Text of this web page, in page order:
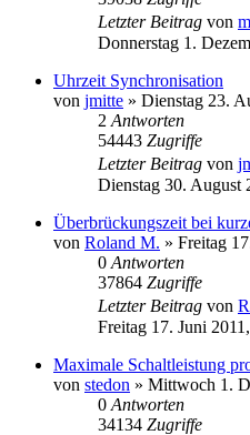
Letzter Beitrag von
Donnerstag 1.
Uhrzeit Synchronisation
von jmitte » Dienstag 23.
2 Antworten
54443 Zugriffe
Letzter Beitrag von
Dienstag 30. August
Überbrückungszeit bei
von Roland M. » Freitag
0 Antworten
37864 Zugriffe
Letzter Beitrag von
Freitag 17. Juni
Maximale Schaltleistung
von stedon » Mittwoch 1.
0 Antworten
34134 Zugriffe